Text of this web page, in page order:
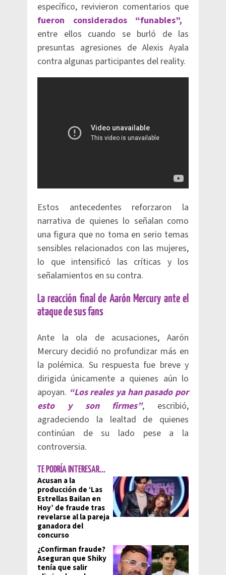
específico, revivieron comentarios que
fueron considerados “funables”,
entre ellos cuando se burló de las
presuntas agresiones de Alexis Ayala
contra algunas participantes del reality.
Estos antecedentes reforzaron la
narrativa de quienes lo señalan como
una figura que no toma en serio temas
sensibles relacionados con las mujeres,
lo que intensificó las críticas y los
señalamientos en su contra.
La reacción final de Aarón Mercury ante el
ataque de sus fans
Ante la ola de acusaciones, Aarón
Mercury decidió no profundizar más en
la polémica. Su respuesta fue breve y
dirigida únicamente a quienes aún lo
apoyan. “Los reales ya han pasado por
esto y son firmes”, escribió,
agradeciendo la lealtad de quienes
continúan de su lado pese a la
controversia.
TE PODRÍA INTERESAR...
Acusan a la
producción de ‘Las
Estrellas Bailan en
Hoy’ de fraude tras
revelarse al la pareja
ganadora del
concurso
¿Confirman fraude?
Aseguran que Shiky
tenía que salir